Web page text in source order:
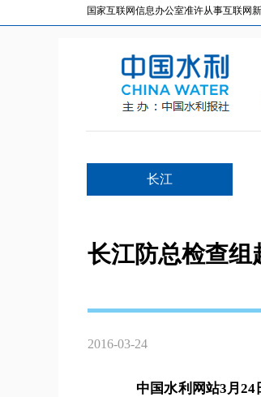
国家互联网信息办公室准许从事互联网
长江
长江防总检查组
2016-03-24
中国水利网站3月24